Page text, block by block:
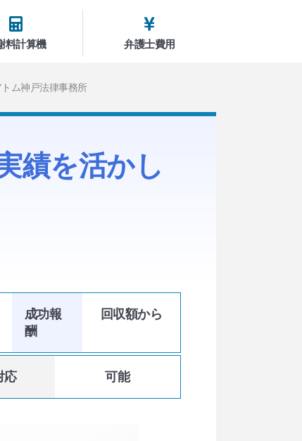
料計算機 弁護士費用
トム神戸法律事務所
績を活かし
成功報
酬
回収額から
応 可能